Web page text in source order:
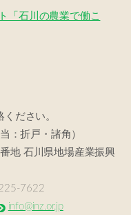
「石川の農業で働こ
ださい。
：折戸・諸角）
地 石川県地場産業振興
7622
info@inz.or.jp